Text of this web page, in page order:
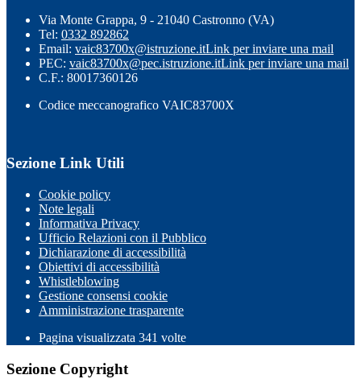
Via Monte Grappa, 9 - 21040 Castronno (VA)
Tel: 0332 892862
Email: vaic83700x@istruzione.itLink per inviare una mail
PEC: vaic83700x@pec.istruzione.itLink per inviare una mail
C.F.: 80017360126
Codice meccanografico VAIC83700X
Sezione Link Utili
Cookie policy
Note legali
Informativa Privacy
Ufficio Relazioni con il Pubblico
Dichiarazione di accessibilità
Obiettivi di accessibilità
Whistleblowing
Gestione consensi cookie
Amministrazione trasparente
Pagina visualizzata 341 volte
Sezione Copyright